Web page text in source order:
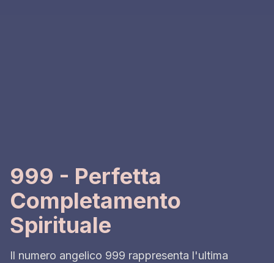
999 - Perfetta
Completamento
Spirituale
Il numero angelico 999 rappresenta l'ultima